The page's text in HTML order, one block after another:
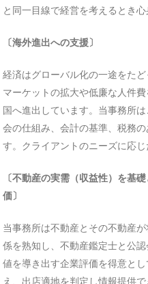
と同一目線で経営を考えるとき心
〔海外進出への支援〕
経済はグローバル化の一途をた
マーケットの拡大や低廉な人件
国へ進出しています。当事務所
会の仕組み、会計の基準、税務
す。クライアントのニーズに応
〔不動産の実需（収益性）を基
価〕
当事務所は不動産とその不動産
係を熟知し、不動産鑑定士と公
値を導き出す企業評価を得意と
え、出店適地を判定し情報提供